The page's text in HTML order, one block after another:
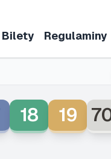
Bilety Regulaminy
18 19